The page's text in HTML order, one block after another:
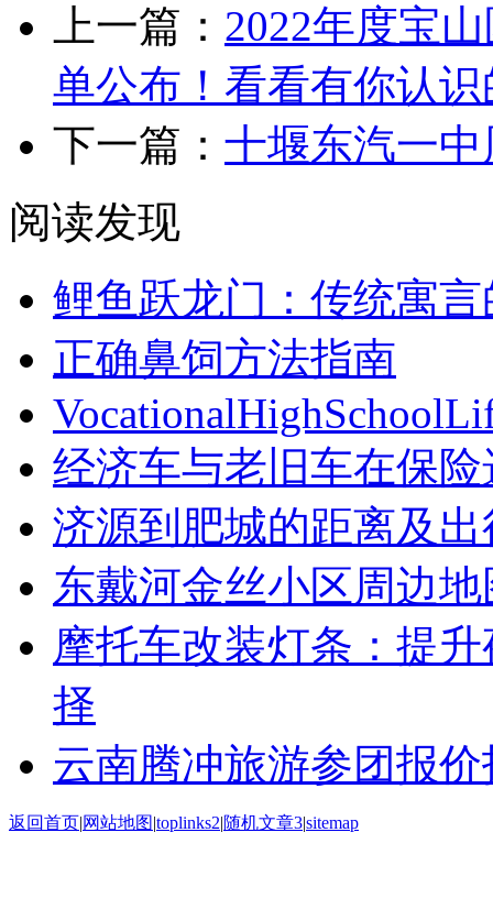
上一篇： 2022年度宝
单公布！看看有你认识
下一篇： 十堰东汽一
阅读发现
鲤鱼跃龙门：传统寓
正确鼻饲方法指南
经济车与老旧车在保
济源到肥城的距离及
东戴河金丝小区周边
摩托车改装灯条：提
择
云南腾冲旅游参团报价
返回首页|网站地图|toplinks2|随机文章3|sitemap